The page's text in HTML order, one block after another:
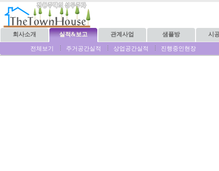
회사소개 실적&보고 관계사업 샘플방 시
전체보기 주거공간실적 상업공간실적 진행중인현장